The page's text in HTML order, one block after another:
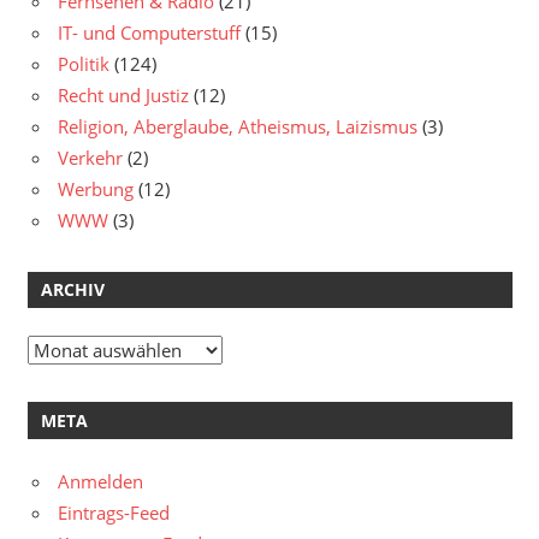
IT- und Computerstuff(15)
Politik (124)
Recht und Justiz (12)
Religion, Aberglaube, Atheismus, Laizismus (3)
Verkehr (2)
Werbung (12)
WWW (3)
ARCHIV
Archiv
META
Anmelden
Eintrags-Feed